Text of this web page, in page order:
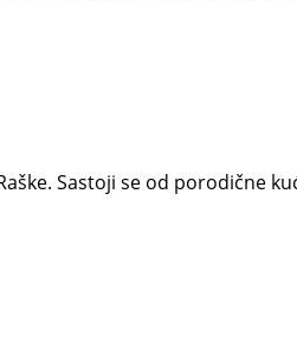
Sastoji se od porodične